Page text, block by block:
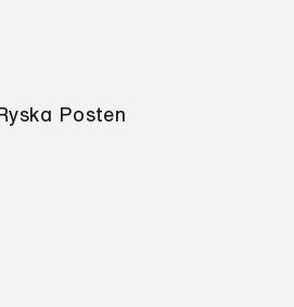
Posten